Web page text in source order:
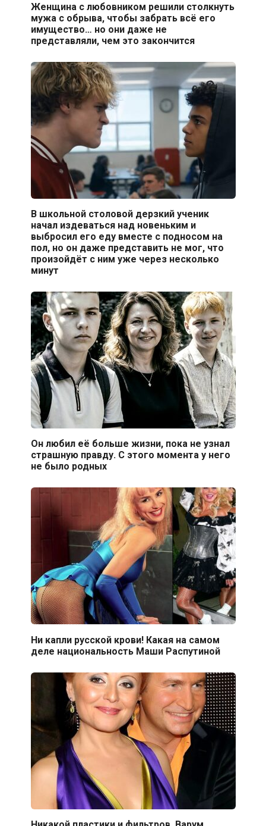
Женщина с любовником решили столкнуть
мужа с обрыва, чтобы забрать всё его
имущество… но они даже не
представляли, чем это закончится
В школьной столовой дерзкий ученик
начал издеваться над новеньким и
выбросил его еду вместе с подносом на
пол, но он даже представить не мог, что
произойдёт с ним уже через несколько
минут
Он любил её больше жизни, пока не узнал
страшную правду. С этого момента у него
не было родных
Ни капли русской крови! Какая на самом
деле национальность Маши Распутиной